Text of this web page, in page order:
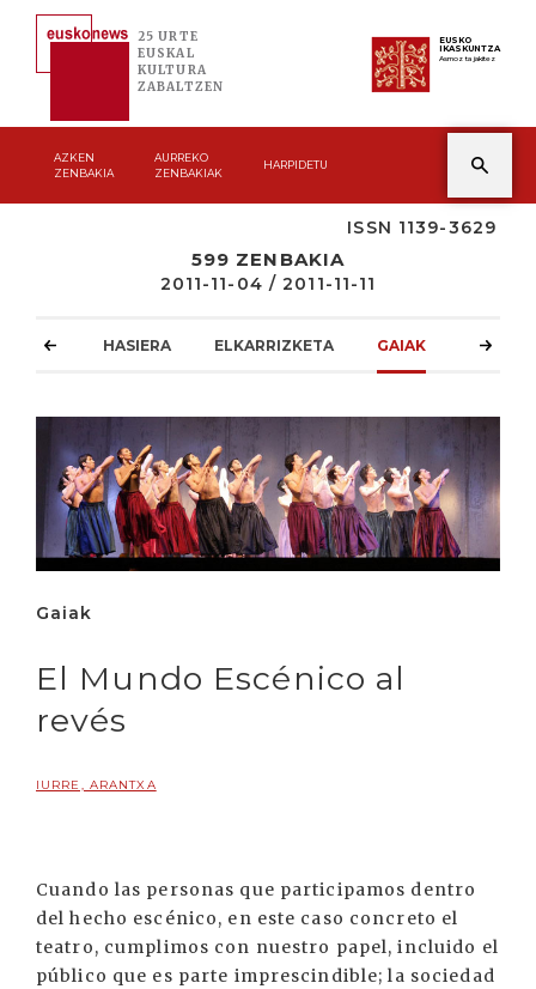
25 URTE
EUSKAL
KULTURA
ZABALTZEN
EUSKO
IKASKUNTZA
Asmoz ta jakitez
AZKEN
ZENBAKIA
AURREKO
ZENBAKIAK
HARPIDETU
ISSN 1139-3629
599 ZENBAKIA
2011-11-04 / 2011-11-11
HASIERA ELKARRIZKETA GAIAK
Gaiak
El Mundo Escénico al
revés
IURRE, ARANTXA
Cuando las personas que participamos dentro
del hecho escénico, en este caso concreto el
teatro, cumplimos con nuestro papel, incluido el
público que es parte imprescindible; la sociedad